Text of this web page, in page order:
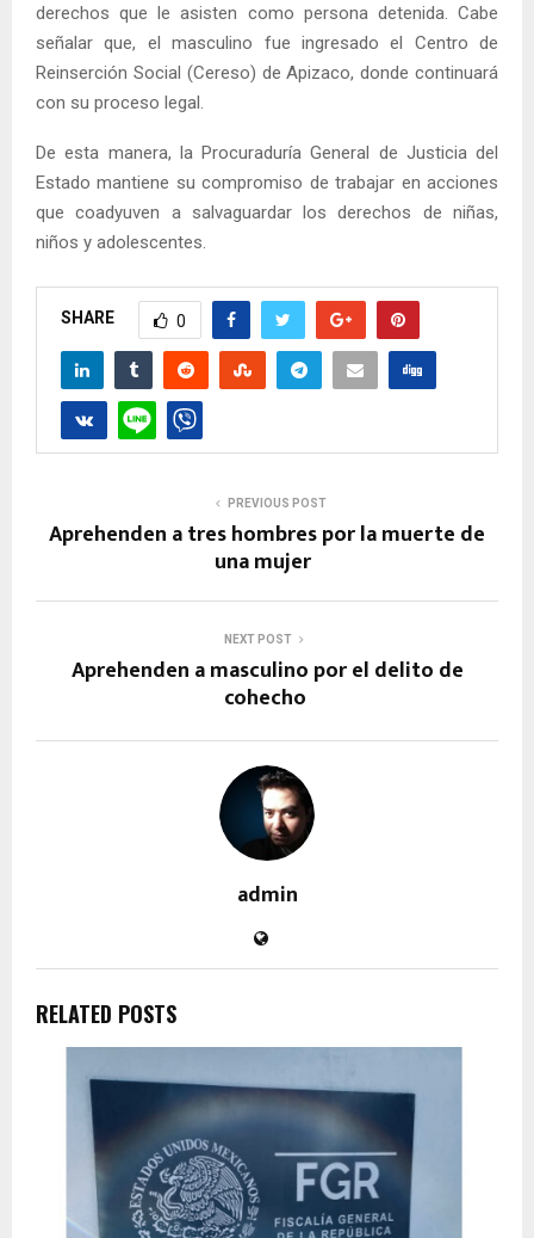
derechos que le asisten como persona detenida. Cabe
señalar que, el masculino fue ingresado el Centro de
Reinserción Social (Cereso) de Apizaco, donde continuará
con su proceso legal.
De esta manera, la Procuraduría General de Justicia del
Estado mantiene su compromiso de trabajar en acciones
que coadyuven a salvaguardar los derechos de niñas,
niños y adolescentes.
SHARE 0
PREVIOUS POST
Aprehenden a tres hombres por la muerte de
una mujer
NEXT POST
Aprehenden a masculino por el delito de
cohecho
admin
RELATED POSTS